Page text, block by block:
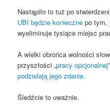
Nastąpiło to tuż po
UBI będzie konieczne po tym,
wyeliminuje tysiące miejsc
A wielki obrońca wolności
przyszłości „pracy opcjonalnej
podzielają jego zdanie.
Śledźcie to uważnie.